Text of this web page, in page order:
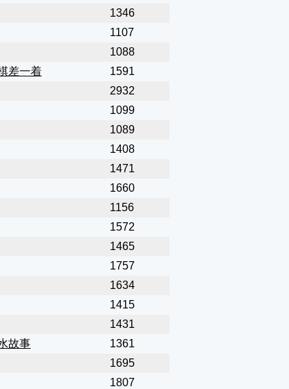
1346
1107
1088
差一着
1591
2932
1099
1089
1408
1471
1660
1156
1572
1465
1757
1634
1415
1431
故事
1361
1695
1807